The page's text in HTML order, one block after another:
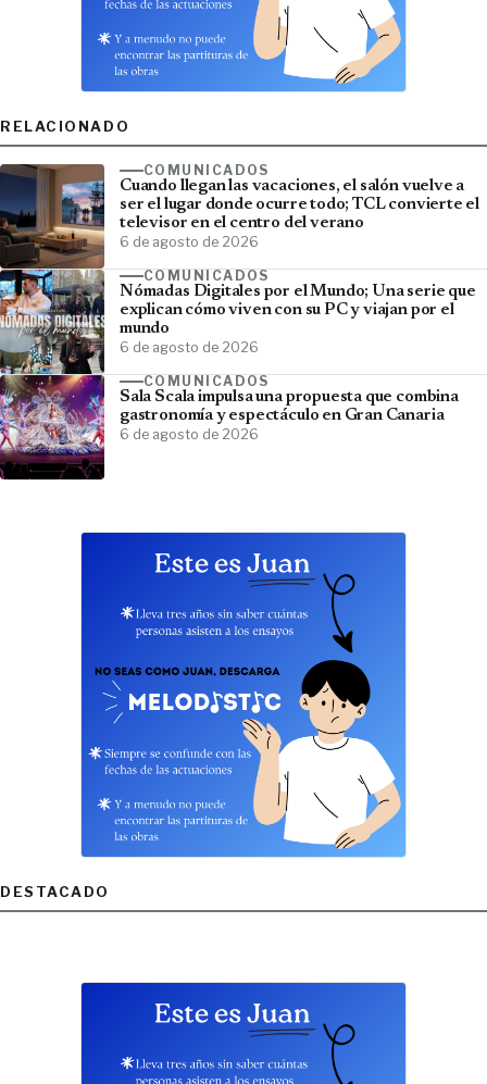
RELACIONADO
COMUNICADOS
Cuando llegan las vacaciones, el salón vuelve a
ser el lugar donde ocurre todo; TCL convierte el
televisor en el centro del verano
6 de agosto de 2026
COMUNICADOS
Nómadas Digitales por el Mundo; Una serie que
explican cómo viven con su PC y viajan por el
mundo
6 de agosto de 2026
COMUNICADOS
Sala Scala impulsa una propuesta que combina
gastronomía y espectáculo en Gran Canaria
6 de agosto de 2026
DESTACADO